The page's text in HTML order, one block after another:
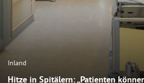
Inland
Hitze in Spitälern: „Patienten